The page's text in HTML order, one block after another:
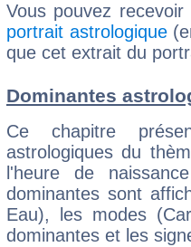
Vous pouvez
portrait astrologique
que cet extrait du
Dominantes
Ce chapitre
astrologiques du
l'heure de
dominantes sont
Eau), les modes
dominantes et les